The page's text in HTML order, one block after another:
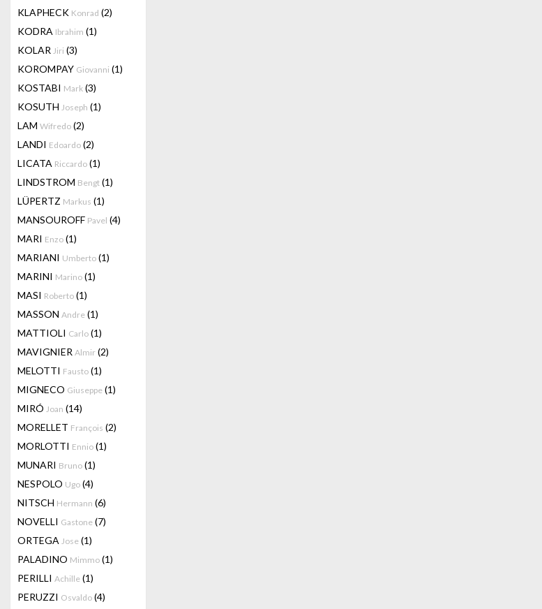
KLAPHECK Konrad (2)
KODRA Ibrahim (1)
KOLAR Jiri (3)
KOROMPAY Giovanni (1)
KOSTABI Mark (3)
KOSUTH Joseph (1)
LAM Wifredo (2)
LANDI Edoardo (2)
LICATA Riccardo (1)
LINDSTROM Bengt (1)
LÜPERTZ Markus (1)
MANSOUROFF Pavel (4)
MARI Enzo (1)
MARIANI Umberto (1)
MARINI Marino (1)
MASI Roberto (1)
MASSON Andre (1)
MATTIOLI Carlo (1)
MAVIGNIER Almir (2)
MELOTTI Fausto (1)
MIGNECO Giuseppe (1)
MIRÓ Joan (14)
MORELLET François (2)
MORLOTTI Ennio (1)
MUNARI Bruno (1)
NESPOLO Ugo (4)
NITSCH Hermann (6)
NOVELLI Gastone (7)
ORTEGA Jose (1)
PALADINO Mimmo (1)
PERILLI Achille (1)
PERUZZI Osvaldo (4)